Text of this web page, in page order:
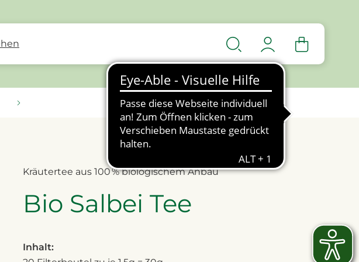
Balance & Wellness
Kräutertee aus 100 % biologischem Anbau
Bio Salbei Tee
Inhalt: